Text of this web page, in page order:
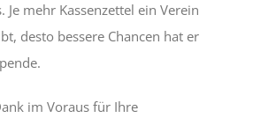
Je mehr Kassenzettel ein Verein
desto bessere Chancen hat er
im Voraus für Ihre